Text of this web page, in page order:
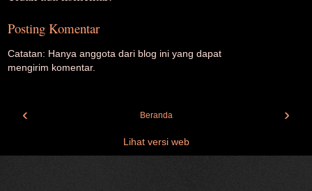
Posting Komentar
Catatan: Hanya anggota dari blog ini yang dapat
mengirim komentar.
‹ ›
Beranda
Lihat versi web